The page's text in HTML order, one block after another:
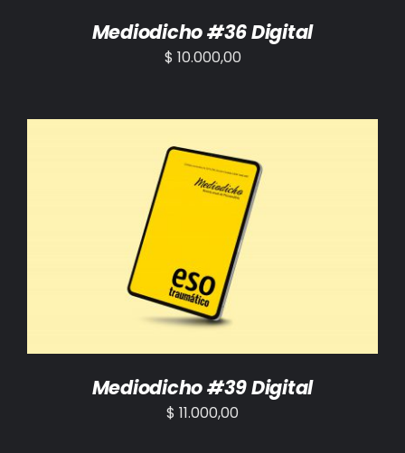
Mediodicho #36 Digital
$ 10.000,00
AÑADIR AL CARRITO /
Mediodicho #39 Digital
$ 11.000,00